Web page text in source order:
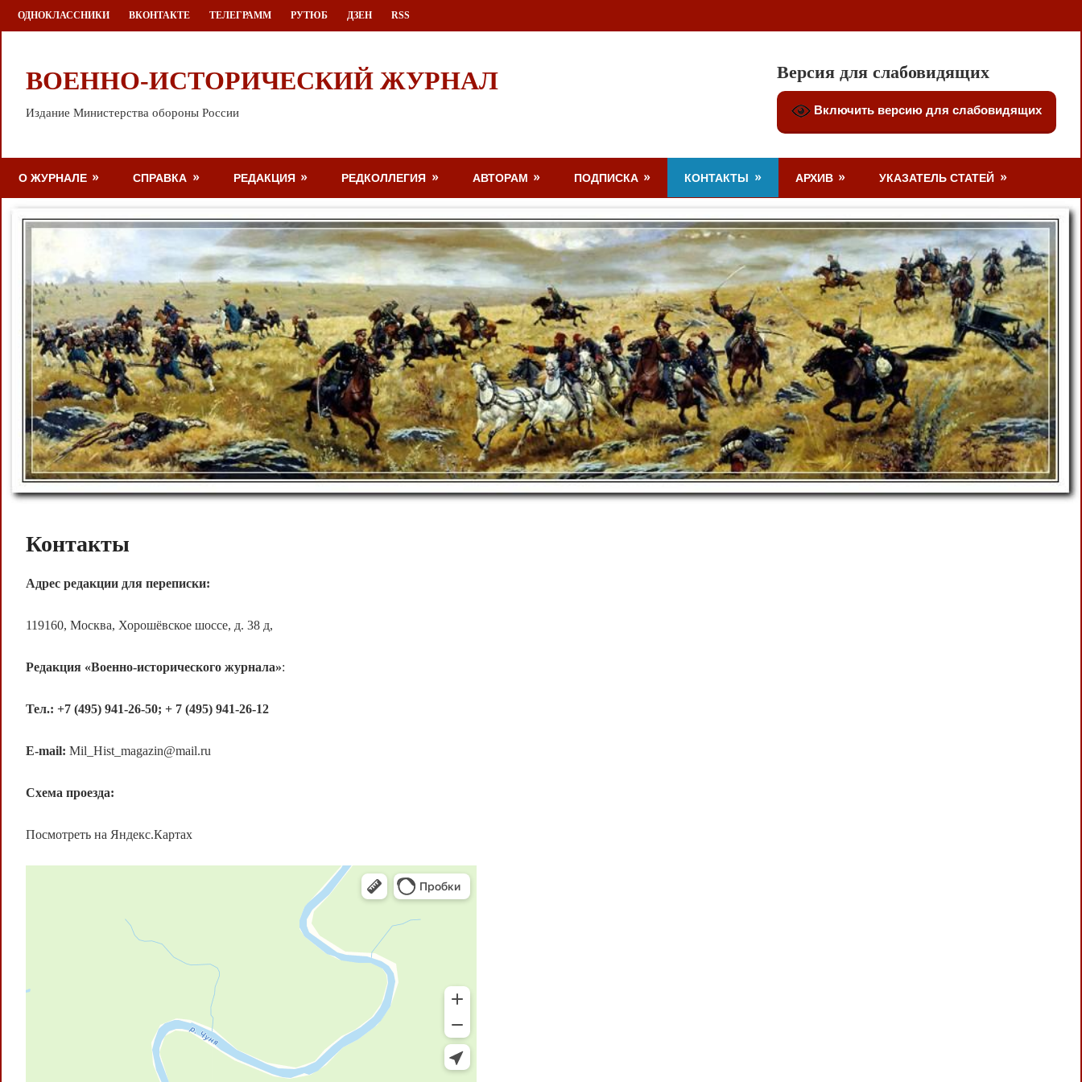
Перейти
к
ОДНОКЛАССНИКИ ВКОНТАКТЕ ТЕЛЕГРАММ РУТЮБ ДЗЕН RSS
ВОЕННО-ИСТОРИЧЕСКИЙ ЖУРНАЛ
Издание Министерства обороны России
Версия для слабовидящих
Включить версию для слабовидящих
О ЖУРНАЛЕ СПРАВКА РЕДАКЦИЯ РЕДКОЛЛЕГИЯ АВТОРАМ ПОДПИСКА КОНТАКТЫ АРХИВ УКАЗАТЕЛЬ СТАТЕЙ
Контакты
Адрес редакции для переписки:
119160, Москва, Хорошёвское шоссе, д. 38 д,
Редакция «Военно-исторического журнала»:
Тел.: +7 (495) 941-26-50; + 7 (495) 941-26-12
E-mail: Mil_Hist_magazin@mail.ru
Схема проезда:
Посмотреть на Яндекс.Картах